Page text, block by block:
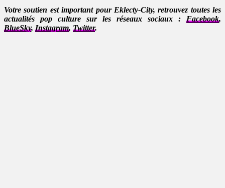
Votre soutien est important pour Eklecty-City, retrouvez toutes les
actualités pop culture sur les réseaux sociaux : Facebook,
BlueSky, Instagram, Twitter.